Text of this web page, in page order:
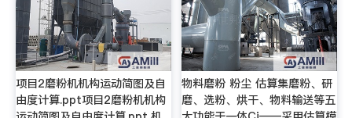
项目2磨粉机机构运动简图及自
由度计算.ppt项目2磨粉机机构
物料磨粉 粉尘 估算集磨粉、研
磨、选粉、烘干、物料输送等五